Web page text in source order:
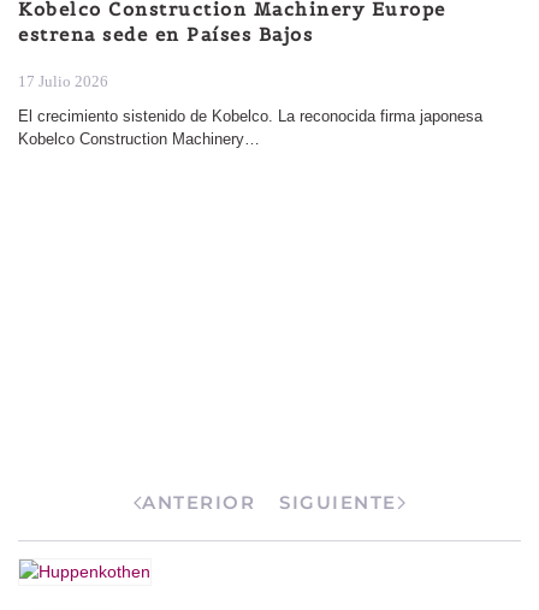
Kobelco Construction Machinery Europe
estrena sede en Países Bajos
17 Julio 2026
El crecimiento sistenido de Kobelco. La reconocida firma japonesa
Kobelco Construction Machinery…
ANTERIOR SIGUIENTE